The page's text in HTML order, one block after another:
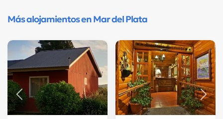
Más alojamientos en Mar del Plata